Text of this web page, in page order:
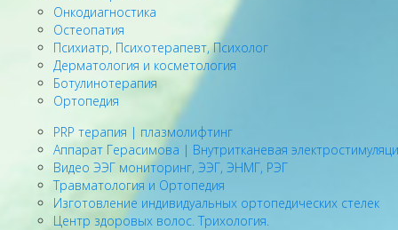
Онкодиагностика
Остеопатия
Психиатр, Психотерапевт, Психолог
Дерматология и косметология
Ботулинотерапия
Ортопедия
PRP терапия | плазмолифтинг
Аппарат Герасимова | Внутритканевая
Видео ЭЭГ мониторинг, ЭЭГ, ЭНМГ, РЭГ
Травматология и Ортопедия
Изготовление индивидуальных ортопедических стелек
Центр здоровых волос. Трихология.